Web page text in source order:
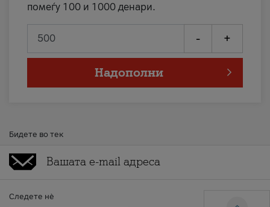
помеѓу 100 и 1000 денари.
- +
Надополни
Бидете во тек
Следете нè